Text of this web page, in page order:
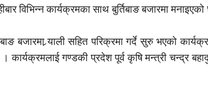
विभिन्न कार्यक्रमका साथ बुर्तिबाङ बजारमा
बजारमार्‍याली सहित परिक्रमा गर्दे सुरु भएको
कार्यक्रमलाई गण्डकी प्रदेश पूर्व कृषि मन्त्री चन्द्र